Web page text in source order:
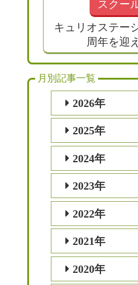
スクー
キュリオステー
周年を迎
月別記事一覧
2026年
2025年
2024年
2023年
2022年
2021年
2020年